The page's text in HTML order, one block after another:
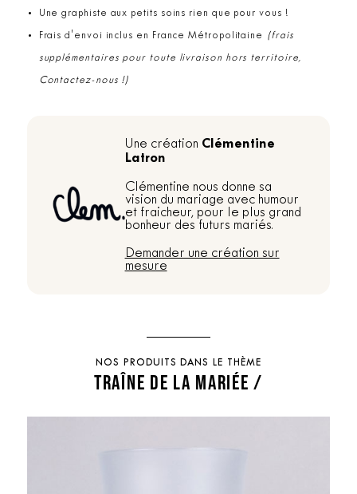
Une graphiste aux petits soins rien que pour vous !
Frais d'envoi inclus en France Métropolitaine (frais
supplémentaires pour toute livraison hors territoire,
Contactez-nous !)
Une création Clémentine
Latron
Clémentine nous donne sa
vision du mariage avec humour
et fraicheur, pour le plus grand
bonheur des futurs mariés.
Demander une création sur
mesure
NOS PRODUITS DANS LE THÈME
TRAÎNE DE LA MARIÉE /